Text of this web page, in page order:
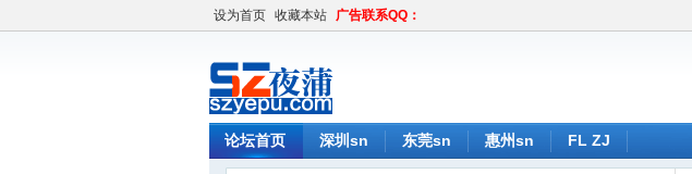
设为首页 收藏本站 广告联系QQ：
论坛首页 深圳sn 东莞sn 惠州sn FL ZJ